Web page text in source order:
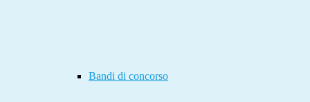
Bandi di concorso